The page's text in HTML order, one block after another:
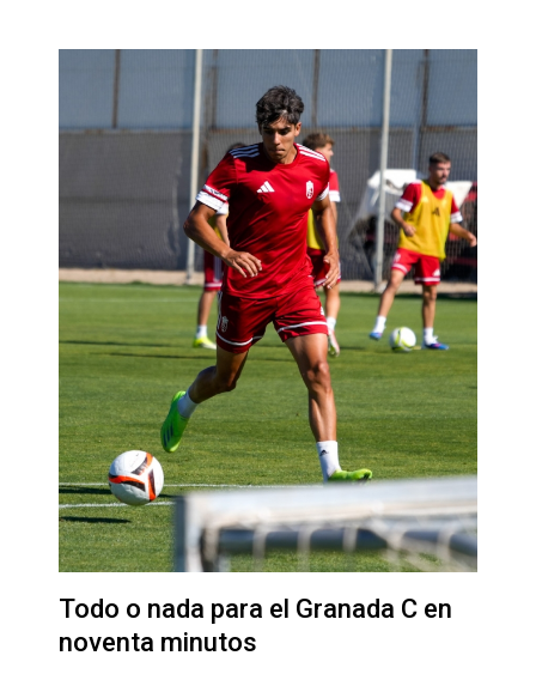
Todo o nada para el Granada C en
noventa minutos